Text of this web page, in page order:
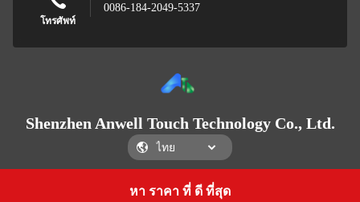
หา ราคา ที่ ดี ที่สุด
โทรศัพท์
0086-184-2049-5337
Shenzhen Anwell Touch Technology Co., Ltd.
Shenzhen Anwell Touch Technology Co., Ltd.
Get a Quote